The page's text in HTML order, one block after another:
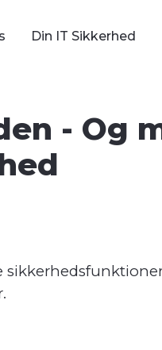
Din IT Sikkerhed
- Og